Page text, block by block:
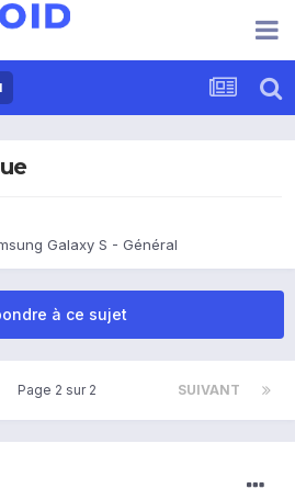
Galaxy S - Général
à ce sujet
SUIVANT
Page 2 sur 2